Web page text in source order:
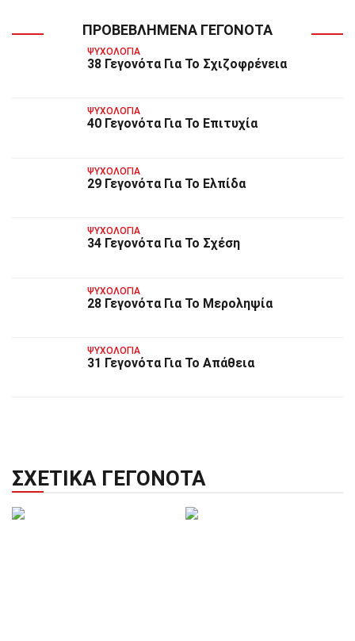
ΠΡΟΒΕΒΛΗΜΈΝΑ ΓΕΓΟΝΌΤΑ
ΨΥΧΟΛΟΓΊΑ
38 Γεγονότα Για Το Σχιζοφρένεια
ΨΥΧΟΛΟΓΊΑ
40 Γεγονότα Για Το Επιτυχία
ΨΥΧΟΛΟΓΊΑ
29 Γεγονότα Για Το Ελπίδα
ΨΥΧΟΛΟΓΊΑ
34 Γεγονότα Για Το Σχέση
ΨΥΧΟΛΟΓΊΑ
28 Γεγονότα Για Το Μεροληψία
ΨΥΧΟΛΟΓΊΑ
31 Γεγονότα Για Το Απάθεια
ΣΧΕΤΙΚΆ ΓΕΓΟΝΌΤΑ